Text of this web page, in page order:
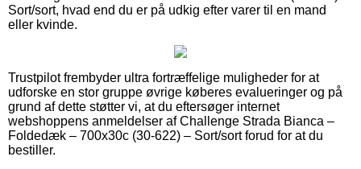
Sort/sort, hvad end du er på udkig efter varer til en mand
eller kvinde.
Trustpilot frembyder ultra fortræffelige muligheder for at
udforske en stor gruppe øvrige køberes evalueringer og på
grund af dette støtter vi, at du eftersøger internet
webshoppens anmeldelser af Challenge Strada Bianca –
Foldedæk – 700x30c (30-622) – Sort/sort forud for at du
bestiller.